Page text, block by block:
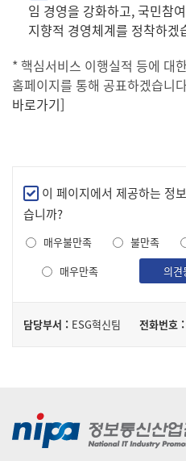
임 경영을 강화하고, 국민참
지향적 경영체계를 정착하겠
* 핵심서비스 이행실적 등에 대
홈페이지를 통해 공표하겠습니
바로가기]
만
족
도
조
이 페이지에서 제공하는 정
습니까?
매우불만족 불만족
매우만족
의견
담
당
담당부서 : ESG혁신팀 전화번호 :